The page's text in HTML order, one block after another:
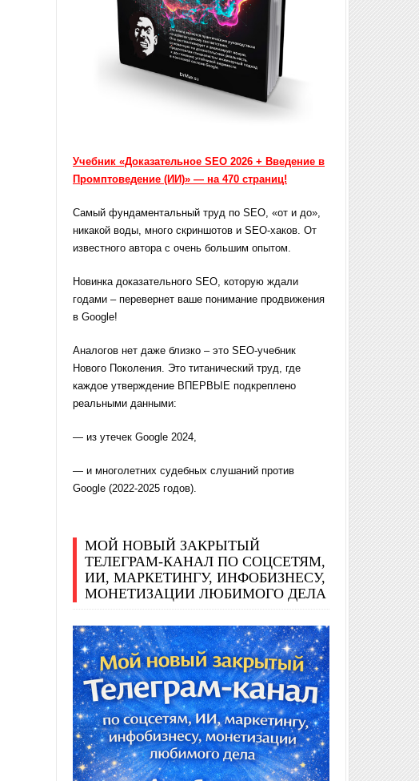
Учебник «Доказательное SEO 2026 + Введение в
Промптоведение (ИИ)» — на 470 страниц!
Самый фундаментальный труд по SEO, «от и до»,
никакой воды, много скриншотов и SEO-хаков. От
известного автора с очень большим опытом.
Новинка доказательного SEO, которую ждали
годами – перевернет ваше понимание продвижения
в Google!
Аналогов нет даже близко – это SEO-учебник
Нового Поколения. Это титанический труд, где
каждое утверждение ВПЕРВЫЕ подкреплено
реальными данными:
— из утечек Google 2024,
— и многолетних судебных слушаний против
Google (2022-2025 годов).
МОЙ НОВЫЙ ЗАКРЫТЫЙ
ТЕЛЕГРАМ-КАНАЛ ПО СОЦСЕТЯМ,
ИИ, МАРКЕТИНГУ, ИНФОБИЗНЕСУ,
МОНЕТИЗАЦИИ ЛЮБИМОГО ДЕЛА